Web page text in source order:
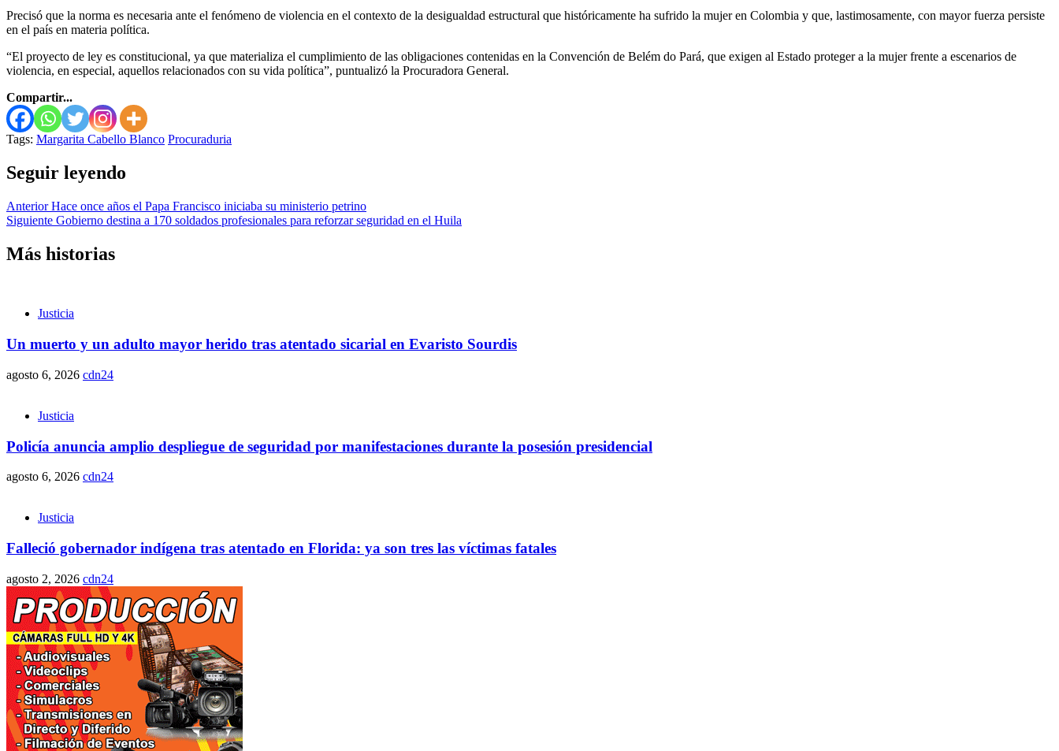
Precisó que la norma es necesaria ante el fenómeno de violencia en el contexto de la desigualdad estructural que históricamente ha sufrido la mujer en Colombia y que, lastimosamente, con mayor fuerza persiste
en el país en materia política.
“El proyecto de ley es constitucional, ya que materializa el cumplimiento de las obligaciones contenidas en la Convención de Belém do Pará, que exigen al Estado proteger a la mujer frente a escenarios de
violencia, en especial, aquellos relacionados con su vida política”, puntualizó la Procuradora General.
Compartir...
Tags: Margarita Cabello Blanco Procuraduria
Seguir leyendo
AnteriorHace once años el Papa Francisco iniciaba su ministerio petrino
Siguiente Gobierno destina a 170 soldados profesionales para reforzar seguridad en el Huila
Más historias
Justicia
Un muerto y un adulto mayor herido tras atentado sicarial en Evaristo Sourdis
agosto 6, 2026 cdn24
Justicia
Policía anuncia amplio despliegue de seguridad por manifestaciones durante la posesión presidencial
agosto 6, 2026 cdn24
Justicia
Falleció gobernador indígena tras atentado en Florida: ya son tres las víctimas fatales
agosto 2, 2026 cdn24